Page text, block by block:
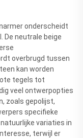
onderscheidt
De neutrale beige
overbrugd tussen
kan worden
tegels tot
veel ontwerpopties
zoals gepolijst,
specifieke
variaties in
terwijl er